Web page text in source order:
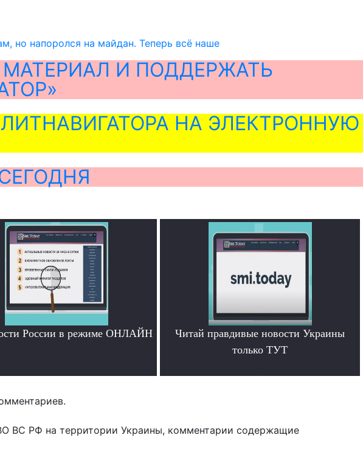
но напоролся на майдан. Теперь всё наше
И ПОДДЕРЖАТЬ
НА ЭЛЕКТРОННУЮ
России в режиме ОНЛАЙН
Читай правдивые новости Украины
только ТУТ
ВС РФ на территории Украины, комментарии содержащие